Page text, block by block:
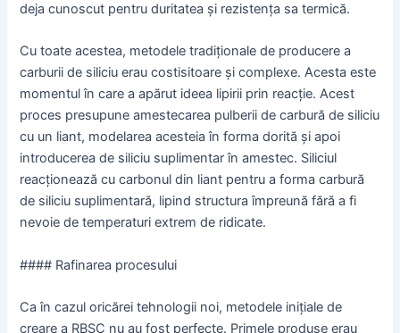
deja cunoscut pentru duritatea și rezistența sa termică.
Cu toate acestea, metodele tradiționale de producere a
carburii de siliciu erau costisitoare și complexe. Acesta este
momentul în care a apărut ideea lipirii prin reacție. Acest
proces presupune amestecarea pulberii de carbură de siliciu
cu un liant, modelarea acesteia în forma dorită și apoi
introducerea de siliciu suplimentar în amestec. Siliciul
reacționează cu carbonul din liant pentru a forma carbură
de siliciu suplimentară, lipind structura împreună fără a fi
nevoie de temperaturi extrem de ridicate.
#### Rafinarea procesului
Ca în cazul oricărei tehnologii noi, metodele inițiale de
creare a RBSC nu au fost perfecte. Primele produse erau